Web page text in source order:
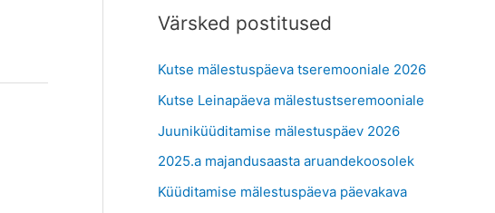
r
h
f
o
r
:
Värsked postitused
Kutse mälestuspäeva tseremooniale 2026
Kutse Leinapäeva mälestustseremooniale
Juuniküüditamise mälestuspäev 2026
2025.a majandusaasta aruandekoosolek
Küüditamise mälestuspäeva päevakava